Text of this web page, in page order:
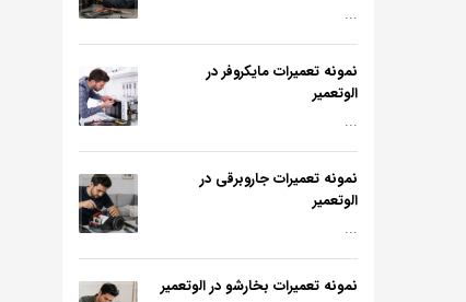
...
نمونه تعمیرات مایکروفر در
الوتعمیر
...
نمونه تعمیرات جاروبرقی در
الوتعمیر
...
نمونه تعمیرات بخارشو در الوتعمیر